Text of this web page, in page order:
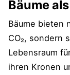
Bäume
Bäume bieten
CO₂, sondern
Lebensraum
ihren Kronen